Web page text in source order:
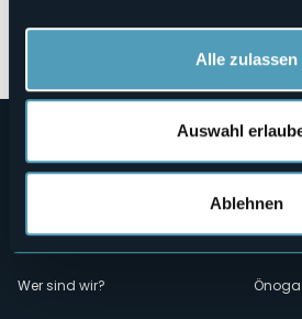
Alle zulassen
Auswahl
Ablehnen
Öffnen Sie die Karte
Menù
Wer sind wir?